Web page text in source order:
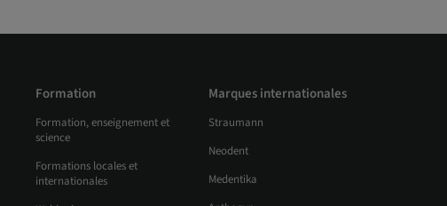
Formation
Formation, enseignement et
science
Formations locales et
internationales
Marques internationales
Straumann
Neodent
Medentika